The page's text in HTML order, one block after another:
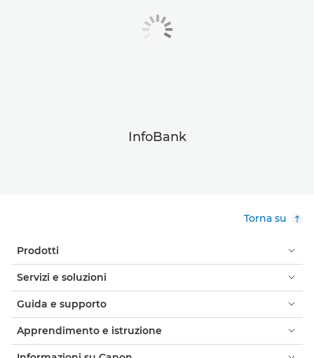
InfoBank
Torna su
Prodotti
Servizi e soluzioni
Guida e supporto
Apprendimento e istruzione